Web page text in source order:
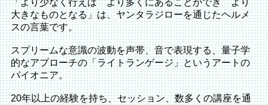
「より少なく行えば より多くにあることができ より
大きなものとなる」は、ヤンタラジローを通じたヘルメ
スの言葉です。
スプリームな意識の波動を声帯、音で表現する、量子学
的なアプローチの「ライトランゲージ」というアートの
パイオニア。
20年以上の経験を持ち、セッション、数多くの講座を通